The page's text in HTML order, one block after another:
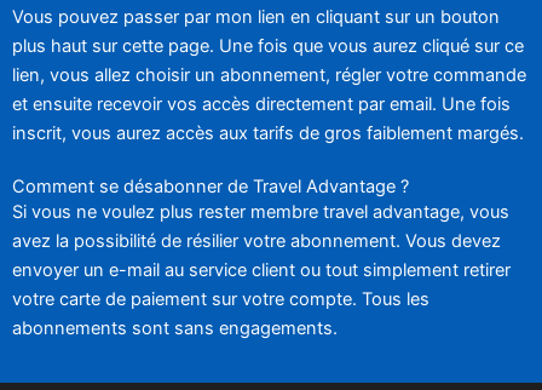
Vous pouvez passer par mon lien en cliquant sur un bouton
plus haut sur cette page. Une fois que vous aurez cliqué sur ce
lien, vous allez choisir un abonnement, régler votre commande
et ensuite recevoir vos accès directement par email. Une fois
inscrit, vous aurez accès aux tarifs de gros faiblement margés.
Comment se désabonner de Travel Advantage ?
Si vous ne voulez plus rester membre travel advantage, vous
avez la possibilité de résilier votre abonnement. Vous devez
envoyer un e-mail au service client ou tout simplement retirer
votre carte de paiement sur votre compte. Tous les
abonnements sont sans engagements.